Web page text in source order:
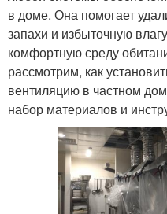
в доме. Она помогает
запахи и избыточную
комфортную среду
рассмотрим, как
вентиляцию в частном
набор материалов и